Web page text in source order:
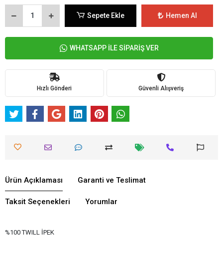
Sepete Ekle Hemen Al
WHATSAPP İLE SİPARİŞ VER
Hızlı Gönderi Güvenli Alışveriş
Ürün Açıklaması Garanti ve Teslimat
Taksit Seçenekleri Yorumlar
%100 TWILL İPEK